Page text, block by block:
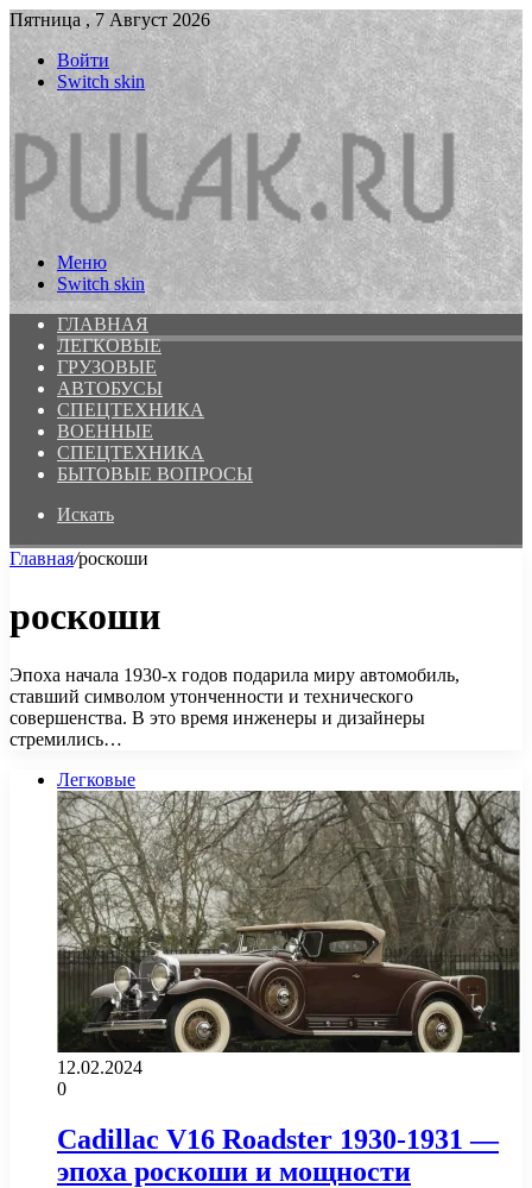
Пятница , 7 Август 2026
Войти
Switch skin
Меню
Switch skin
ГЛАВНАЯ
ЛЕГКОВЫЕ
ГРУЗОВЫЕ
АВТОБУСЫ
СПЕЦТЕХНИКА
ВОЕННЫЕ
СПЕЦТЕХНИКА
БЫТОВЫЕ ВОПРОСЫ
Искать
Главная/роскоши
роскоши
Эпоха начала 1930-х годов подарила миру автомобиль,
ставший символом утонченности и технического
совершенства. В это время инженеры и дизайнеры
стремились…
Легковые
12.02.2024
0
Cadillac V16 Roadster 1930-1931 —
эпоха роскоши и мощности